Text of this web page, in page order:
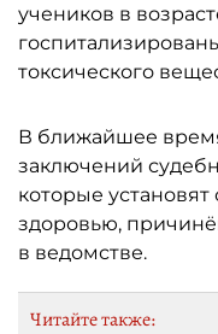
учеников в
токсического
В ближайшее
заключений
которые
здоровью,
в ведомстве.
Читайте также: